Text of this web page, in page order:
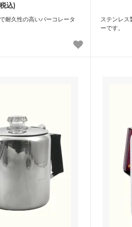
込)
耐久性の高いパーコレータ
ステンレス
ーです。